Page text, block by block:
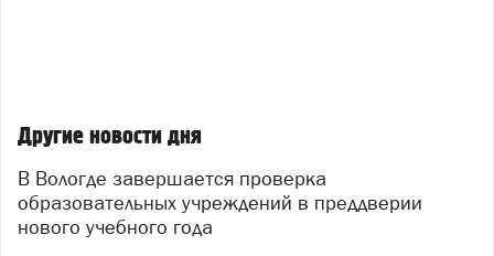
Другие новости дня
В Вологде завершается проверка
образовательных учреждений в преддверии
нового учебного года